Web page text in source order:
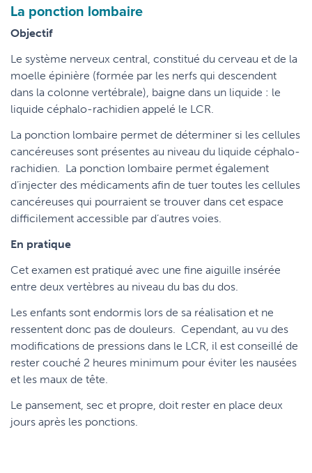
La ponction lombaire
Objectif
Le système nerveux central, constitué du cerveau et de la
moelle épinière (formée par les nerfs qui descendent
dans la colonne vertébrale), baigne dans un liquide : le
liquide céphalo-rachidien appelé le LCR.
La ponction lombaire permet de déterminer si les cellules
cancéreuses sont présentes au niveau du liquide céphalo-
rachidien. La ponction lombaire permet également
d’injecter des médicaments afin de tuer toutes les cellules
cancéreuses qui pourraient se trouver dans cet espace
difficilement accessible par d’autres voies.
En pratique
Cet examen est pratiqué avec une fine aiguille insérée
entre deux vertèbres au niveau du bas du dos.
Les enfants sont endormis lors de sa réalisation et ne
ressentent donc pas de douleurs. Cependant, au vu des
modifications de pressions dans le LCR, il est conseillé de
rester couché 2 heures minimum pour éviter les nausées
et les maux de tête.
Le pansement, sec et propre, doit rester en place deux
jours après les ponctions.